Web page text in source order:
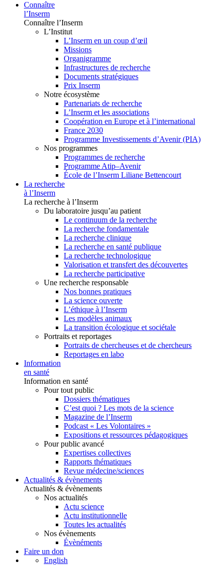
Connaître
l’Inserm
Connaître l’Inserm
L’Institut
L’Inserm en un coup d’œil
Missions
Organigramme
Infrastructures de recherche
Documents stratégiques
Prix Inserm
Notre écosystème
Partenariats de recherche
L’Inserm et les associations
Coopération en Europe et à l’international
France 2030
Programme Investissements d’Avenir (PIA)
Nos programmes
Programmes de recherche
Programme Atip–Avenir
École de l’Inserm Liliane Bettencourt
La recherche
à l’Inserm
La recherche à l’Inserm
Du laboratoire jusqu’au patient
Le continuum de la recherche
La recherche fondamentale
La recherche clinique
La recherche en santé publique
La recherche technologique
Valorisation et transfert des découvertes
La recherche participative
Une recherche responsable
Nos bonnes pratiques
La science ouverte
L’éthique à l’Inserm
Les modèles animaux
La transition écologique et sociétale
Portraits et reportages
Portraits de chercheuses et de chercheurs
Reportages en labo
Information
en santé
Information en santé
Pour tout public
Dossiers thématiques
C’est quoi ? Les mots de la science
Magazine de l’Inserm
Podcast « Les Volontaires »
Expositions et ressources pédagogiques
Pour public avancé
Expertises collectives
Rapports thématiques
Revue médecine/sciences
Actualités & évènements
Actualités & évènements
Nos actualités
Actu science
Actu institutionnelle
Toutes les actualités
Nos évènements
Évènéments
Faire un don
English